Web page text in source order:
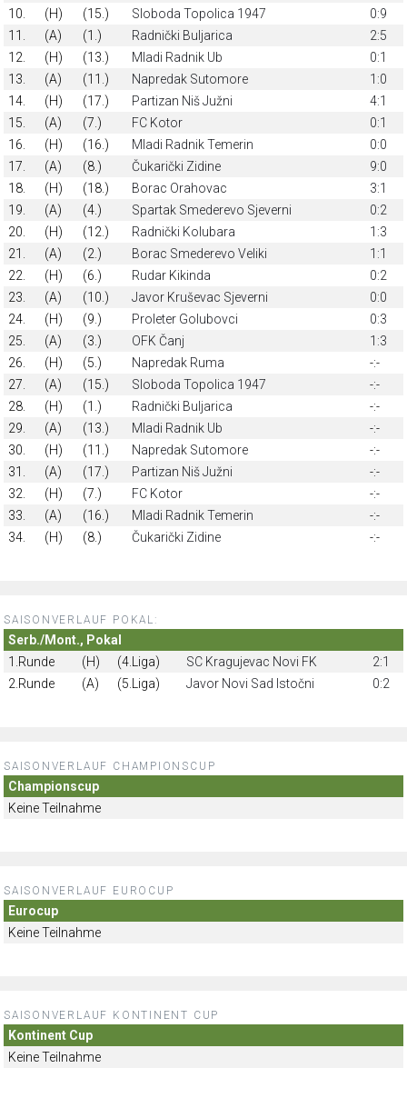
10.
(H) (15.) Sloboda Topolica 1947
0:9
11.
(A) (1.) Radnički Buljarica
2:5
12.
(H) (13.) Mladi Radnik Ub
0:1
13.
(A) (11.) Napredak Sutomore
1:0
14.
(H) (17.) Partizan Niš Južni
4:1
15.
(A) (7.) FC Kotor
0:1
16.
(H) (16.) Mladi Radnik Temerin
0:0
17.
(A) (8.) Čukarički Zidine
9:0
18.
(H) (18.) Borac Orahovac
3:1
19.
(A) (4.) Spartak Smederevo Sjeverni
0:2
20.
(H) (12.) Radnički Kolubara
1:3
21.
(A) (2.) Borac Smederevo Veliki
1:1
22.
(H) (6.) Rudar Kikinda
0:2
23.
(A) (10.) Javor Kruševac Sjeverni
0:0
24.
(H) (9.) Proleter Golubovci
0:3
25.
(A) (3.) OFK Čanj
1:3
26.
(H) (5.) Napredak Ruma
-:-
27.
(A) (15.) Sloboda Topolica 1947
-:-
28.
(H) (1.) Radnički Buljarica
-:-
29.
(A) (13.) Mladi Radnik Ub
-:-
30.
(H) (11.) Napredak Sutomore
-:-
31.
(A) (17.) Partizan Niš Južni
-:-
32.
(H) (7.) FC Kotor
-:-
33.
(A) (16.) Mladi Radnik Temerin
-:-
34.
(H) (8.) Čukarički Zidine -:-
SAISONVERLAUF POKAL:
Serb./Mont., Pokal
1.Runde
(H) (4.Liga) SC Kragujevac Novi FK
2:1
2.Runde
(A) (5.Liga) Javor Novi Sad Istočni 0:2
SAISONVERLAUF CHAMPIONSCUP
Championscup
Keine Teilnahme
SAISONVERLAUF EUROCUP
Eurocup
Keine Teilnahme
SAISONVERLAUF KONTINENT CUP
Kontinent Cup
Keine Teilnahme